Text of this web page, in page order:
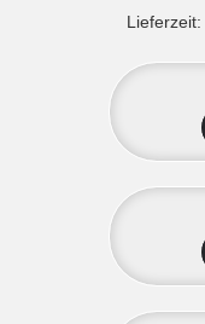
Lieferzeit: